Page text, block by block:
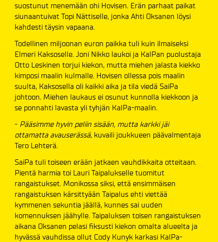
suostunut menemään ohi Hovisen. Erän parhaat paikat
siunaantuivat Topi Nättiselle, jonka Ahti Oksanen löysi
kahdesti täysin vapaana.
Todellinen miljoonan euron paikka tuli kuin ilmaiseksi
Elmeri Kaksoselle. Joni Nikko laukoi ja KalPan puolustaja
Otto Leskinen torjui kiekon, mutta miehen jalasta kiekko
kimposi maalin kulmalle. Hovisen ollessa pois maalin
suulta, Kaksosella oli kaikki aika ja tila viedä SaiPa
johtoon. Miehen laukaus ei osunut kunnolla kiekkoon ja
se ponnahti lavasta yli tyhjän KalPa-maalin.
- Pääsimme hyvin peliin sisään, mutta karkki jäi
ottamatta avauserässä, kuvaili joukkueen päävalmentaja
Tero Lehterä.
SaiPa tuli toiseen erään jatkaen vauhdikkaita otteitaan.
Pientä harmia toi Lauri Taipalukselle tuomitut
rangaistukset. Monikossa siksi, että ensimmäisen
rangaistuksen kärsittyään Taipalus ehti viettää
kymmenen sekuntia jäällä, kunnes sai uuden
komennuksen jäähylle. Taipaluksen toisen rangaistuksen
aikana Oksanen pelasi fiksusti kiekon omalta alueelta ja
hyvässä vauhdissa ollut Cody Kunyk karkasi KalPa-